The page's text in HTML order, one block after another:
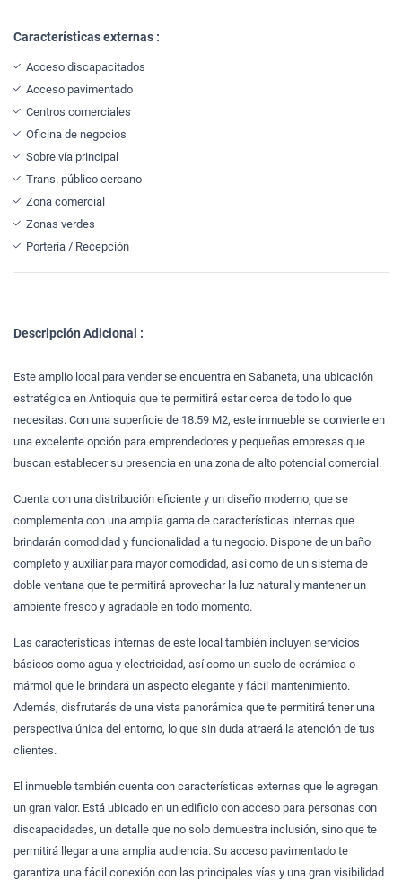
Características externas :
Acceso discapacitados
Acceso pavimentado
Centros comerciales
Oficina de negocios
Sobre vía principal
Trans. público cercano
Zona comercial
Zonas verdes
Portería / Recepción
Descripción Adicional :
Este amplio local para vender se encuentra en Sabaneta, una ubicación
estratégica en Antioquia que te permitirá estar cerca de todo lo que
necesitas. Con una superficie de 18.59 M2, este inmueble se convierte en
una excelente opción para emprendedores y pequeñas empresas que
buscan establecer su presencia en una zona de alto potencial comercial.
Cuenta con una distribución eficiente y un diseño moderno, que se
complementa con una amplia gama de características internas que
brindarán comodidad y funcionalidad a tu negocio. Dispone de un baño
completo y auxiliar para mayor comodidad, así como de un sistema de
doble ventana que te permitirá aprovechar la luz natural y mantener un
ambiente fresco y agradable en todo momento.
Las características internas de este local también incluyen servicios
básicos como agua y electricidad, así como un suelo de cerámica o
mármol que le brindará un aspecto elegante y fácil mantenimiento.
Además, disfrutarás de una vista panorámica que te permitirá tener una
perspectiva única del entorno, lo que sin duda atraerá la atención de tus
clientes.
El inmueble también cuenta con características externas que le agregan
un gran valor. Está ubicado en un edificio con acceso para personas con
discapacidades, un detalle que no solo demuestra inclusión, sino que te
permitirá llegar a una amplia audiencia. Su acceso pavimentado te
garantiza una fácil conexión con las principales vías y una gran visibilidad